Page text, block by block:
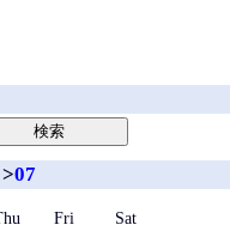
>07
Fri Sat